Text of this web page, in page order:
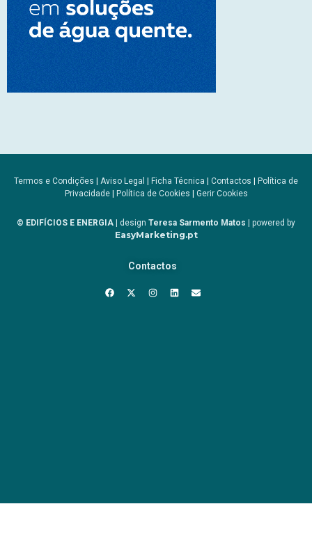
Termos e Condições Aviso Legal Ficha Técnica Contactos
Política de
Privacidade| Política de Cookies Gerir Cookies
© EDIFÍCIOS E ENERGIA | design Teresa Sarmento Matos | powered by
EasyMarketing.pt
Contactos